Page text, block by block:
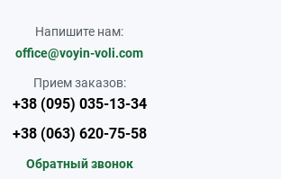
Напишите нам:
office@voyin-voli.com
Прием заказов:
+38 (095) 035-13-34
+38 (063) 620-75-58
Обратный звонок